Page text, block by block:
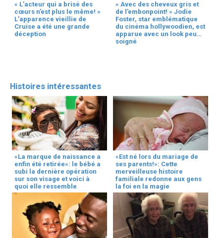
« L’acteur qui a brisé des
cœurs n’est plus le même! »
L’apparence vieillie de
Cruise a été une grande
déception
« Avec des cheveux gris et
de l’embonpoint! » Jodie
Foster, star emblématique
du cinéma hollywoodien, est
apparue avec un look peu
soigné
Histoires intéressantes
«La marque de naissance a
enfin été retirée»: le bébé a
subi la dernière opération
sur son visage et voici à
quoi elle ressemble
«Est né lors du mariage de
ses parents!»: Cette
merveilleuse histoire
familiale redonne aux gens
la foi en la magie